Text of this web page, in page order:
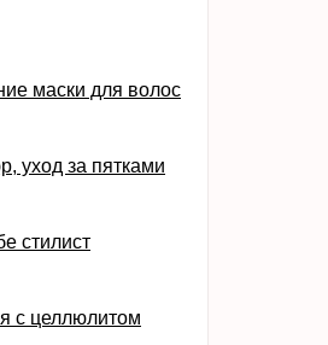
маски для волос
уход за пятками
стилист
с целлюлитом